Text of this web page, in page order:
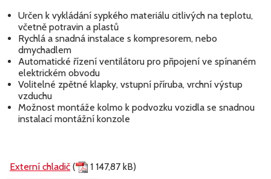
Určen k vykládání sypkého materiálu citlivých na teplotu,
včetně potravin a plastů
Rychlá a snadná instalace s kompresorem, nebo
dmychadlem
Automatické řízení ventilátoru pro připojení ve spínaném
elektrickém obvodu
Volitelné zpětné klapky, vstupní příruba, vrchní výstup
vzduchu
Možnost montáže kolmo k podvozku vozidla se snadnou
instalací montážní konzole
Externí chladič ( 1 147,87 kB)